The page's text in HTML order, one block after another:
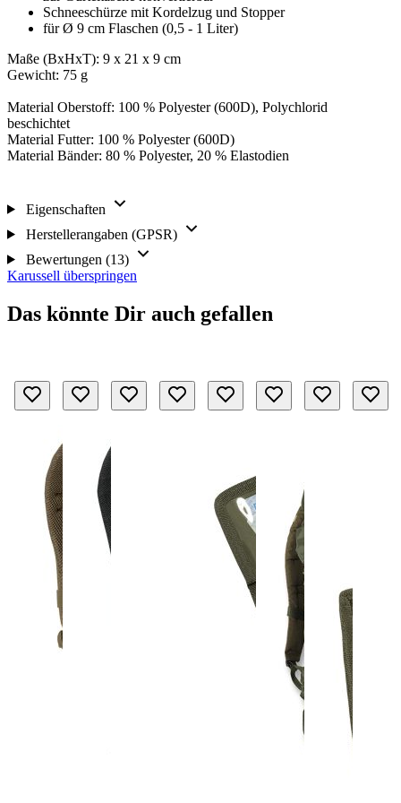
Schneeschürze mit Kordelzug und Stopper
für Ø 9 cm Flaschen (0,5 - 1 Liter)
Maße (BxHxT): 9 x 21 x 9 cm
Gewicht: 75 g
Material Oberstoff: 100 % Polyester (600D), Polychlorid
beschichtet
Material Futter: 100 % Polyester (600D)
Material Bänder: 80 % Polyester, 20 % Elastodien
Eigenschaften
Herstellerangaben (GPSR)
Bewertungen (13)
Karussell überspringen
Das könnte Dir auch gefallen